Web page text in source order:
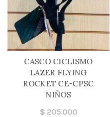
CASCO CICLISMO
LAZER FLYING
ROCKET CE-CPSC
NIÑOS
$ 205.000